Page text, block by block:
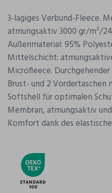
3-lagiges Verbund-Fleece.
atmungsaktiv 3000 gr/m²/
Außenmaterial: 95%
Mittelschicht:
Microfleece.
Brust- und 2 Vordertaschen
Softshell für optimalen
Membran, atmungsaktiv
Komfort dank des